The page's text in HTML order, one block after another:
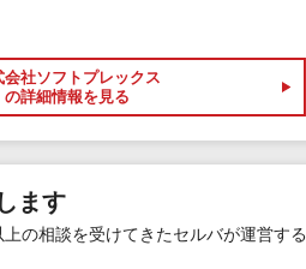
会社ソフトプレックス
の詳細情報を見る
ます
の相談を受けてきたセルバが運営する